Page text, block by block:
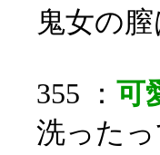
鬼女の
355 ： 可
洗った